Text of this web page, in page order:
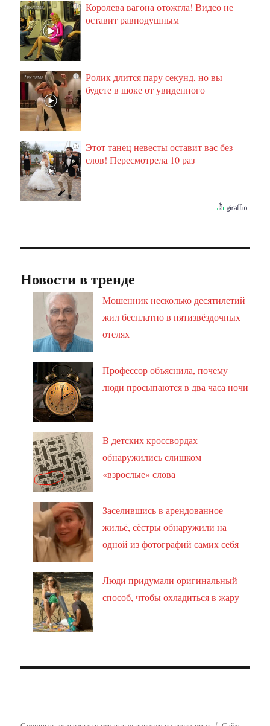
i
Королева вагона отожгла! Видео не
оставит равнодушным
i
Ролик длится пару секунд, но вы
будете в шоке от увиденного
i
Этот танец невесты оставит вас без
слов! Пересмотрела 10 раз
Новости в тренде
Мошенник несколько десятилетий
жил бесплатно в пятизвёздочных
отелях
Профессор объяснила, почему
люди просыпаются в два часа ночи
В детских кроссвордах
обнаружились слишком
«взрослые» слова
Заселившись в арендованное
жильё, сёстры обнаружили на
одной из фотографий самих себя
Люди придумали оригинальный
способ, чтобы охладиться в жару